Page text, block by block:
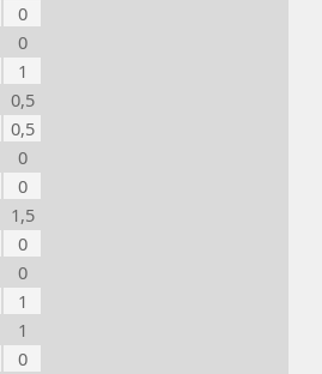
0
0
1
0,5
0,5
0
0
1,5
0
0
1
1
0